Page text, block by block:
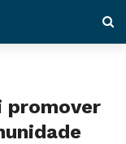
promover